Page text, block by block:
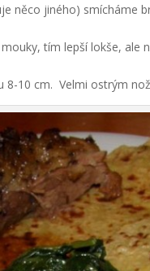
něco jiného) smícháme
tím lepší lokše, ale
10 cm. Velmi ostrým